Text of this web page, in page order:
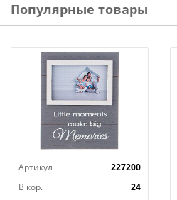
Популярные товары
Артикул
227200
В кор.
24